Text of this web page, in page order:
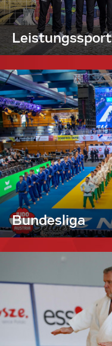
Leistungssport
Bundesliga